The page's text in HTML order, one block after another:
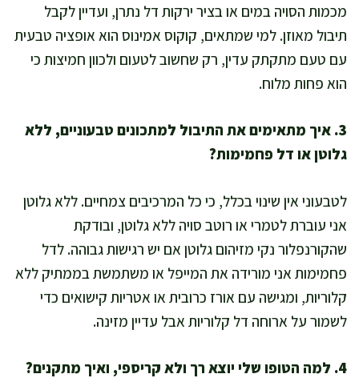
מכמות הסויה במים או בציר ירקות דל נתרן, ועדיין לקבל
תיבול מאוזן. למי שמתאים, קוקוס אמינוס הוא אופציה טבעית
עם טעם מתקתק עדין, רק שחשוב לטעום ולכוון חמיצות כי
הוא פחות מלוח.
3. איך מתאימים את התיבול למתכונים טבעוניים, ללא
גלוטן או דל פחמימות?
לטבעוני אין שינוי בכלל, כי כל המרכיבים צמחיים. ללא גלוטן
אני עוברת לטמרי או רוטב סויה ללא גלוטן, ובודקת
שהקורנפלור נקי מזיהום גלוטן אם יש רגישות גבוהה. לדל
פחמימות אני מורידה את המייפל או משתמשת בממתיק ללא
קלוריות, ומגישה עם אורז כרובית או אטריות קישואים כדי
לשמור על ארוחה דל קלוריות אבל עדיין מזינה.
4. למה הטופו שלי יוצא רך ולא קריספי, ואיך מתקנים?